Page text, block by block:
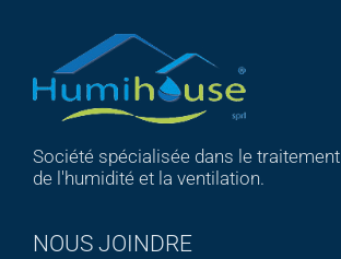
Société spécialisée dans le traitement
de l'humidité et la ventilation.
NOUS JOINDRE